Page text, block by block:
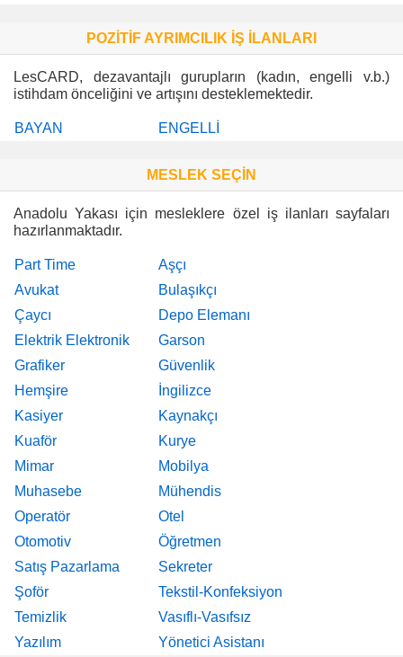
POZİTİF AYRIMCILIK İŞ İLANLARI
LesCARD, dezavantajlı gurupların (kadın, engelli v.b.)
istihdam önceliğini ve artışını desteklemektedir.
BAYAN ENGELLİ
MESLEK SEÇİN
Anadolu Yakası için mesleklere özel iş ilanları sayfaları
hazırlanmaktadır.
Part Time
Aşçı
Avukat
Bulaşıkçı
Çaycı
Depo Elemanı
Elektrik Elektronik
Garson
Grafiker
Güvenlik
Hemşire
İngilizce
Kasiyer
Kaynakçı
Kuaför
Kurye
Mimar
Mobilya
Muhasebe
Mühendis
Operatör
Otel
Otomotiv
Öğretmen
Satış Pazarlama
Sekreter
Şoför
Tekstil-Konfeksiyon
Temizlik
Vasıflı-Vasıfsız
Yazılım
Yönetici Asistanı